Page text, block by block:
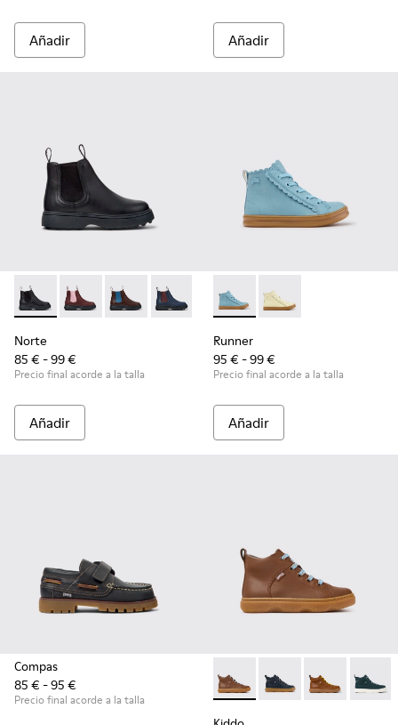
Añadir Añadir
Norte - K900149-001 - Botines de piel negros para niños.
Norte - K900149-026
Norte - K900149-025
Norte - K900149-024
Norte - K900149-023
Norte - K900149-022
Norte -
Norte
85 € - 99 €
Precio final acorde a la talla
Añadir
Runner - K900421-001 -
Runner - K900421-
Runner
95 € - 99 €
Precio final acorde a la talla
Añadir
Compas
85 € - 95 €
Precio final acorde a la talla
Kiddo - K900189-028 -
Kiddo - K900189-
Kiddo -Kiddo